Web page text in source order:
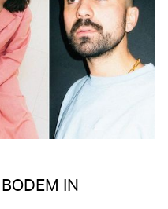
IN